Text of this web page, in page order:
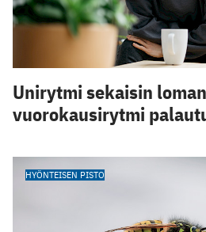
Unirytmi sekaisin
vuorokausirytmi
HYÖNTEISEN PISTO